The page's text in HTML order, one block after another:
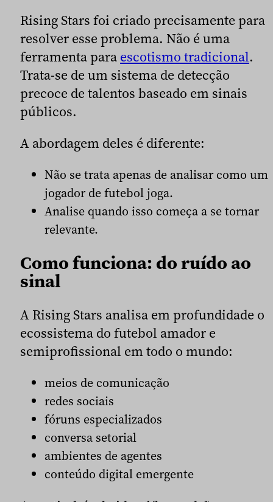
Rising Stars foi criado precisamente para
resolver esse problema. Não é uma
ferramenta para escotismo tradicional.
Trata-se de um sistema de detecção
precoce de talentos baseado em sinais
públicos.
A abordagem deles é diferente:
Não se trata apenas de analisar como um
jogador de futebol joga.
Analise quando isso começa a se tornar
relevante.
Como funciona: do ruído ao
sinal
A Rising Stars analisa em profundidade o
ecossistema do futebol amador e
semiprofissional em todo o mundo:
meios de comunicação
redes sociais
fóruns especializados
conversa setorial
ambientes de agentes
conteúdo digital emergente